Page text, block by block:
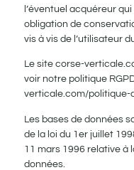
l’éventuel acquéreur
obligation de
vis à vis de l’utilisateur
Le site corse-
voir notre politique
verticale.com/politique-
Les bases de données
de la loi du 1er juillet
11 mars 1996 relative à
données.